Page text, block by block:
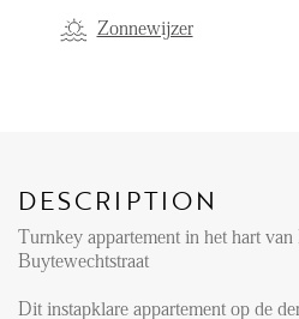
Zonnewijzer
DESCRIPTION
Turnkey appartement in het hart
Buytewechtstraat
Dit instapklare appartement op de
FAQ
Reviews